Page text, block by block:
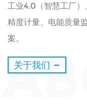
工业4.0（智慧工厂
精度计量、电能质量
案。
关于我们